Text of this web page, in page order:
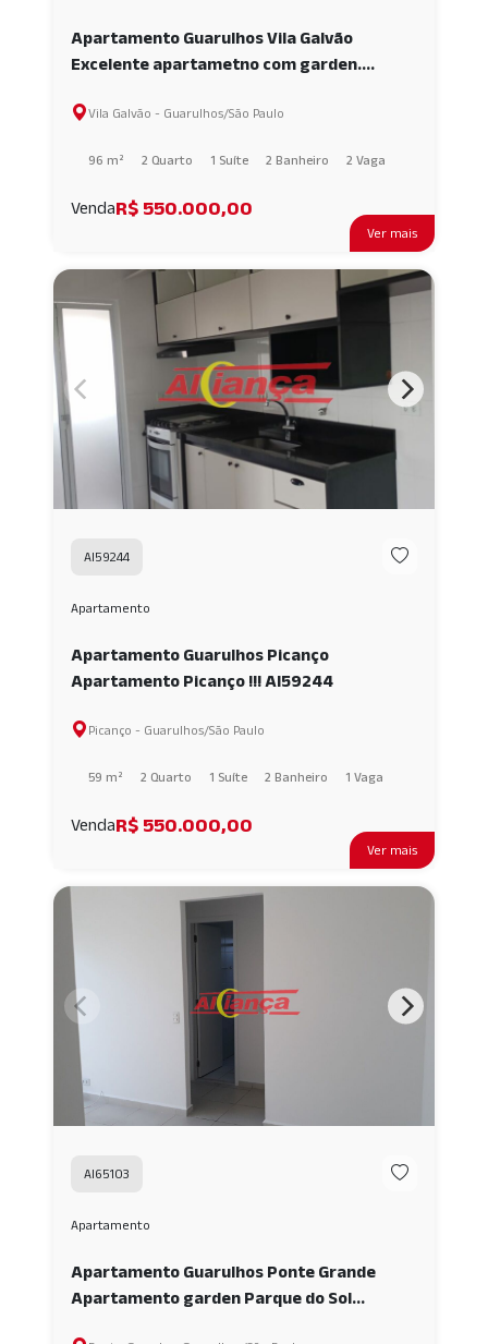
Ver mais
Apartamento Guarulhos Vila Galvão
Excelente apartametno com garden.
Vila Galvão - Guarulhos/São Paulo
96 m² 2 Quarto 1 Suíte 2 Banheiro 2 Vaga
VendaR$ 550.000,00
Ver mais
AI59244
Apartamento
Apartamento Guarulhos Picanço
Apartamento Picanço !!! AI59244
Picanço - Guarulhos/São Paulo
59 m² 2 Quarto 1 Suíte 2 Banheiro 1 Vaga
VendaR$ 550.000,00
AI65103
Apartamento
Apartamento Guarulhos Ponte Grande
Apartamento garden Parque do Sol